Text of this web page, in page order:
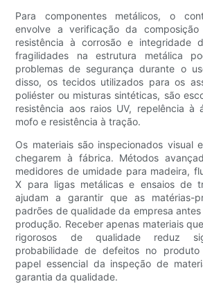
Para componentes metálicos, o
envolve a verificação da
resistência à corrosão e integridade
fragilidades na estrutura metálica
problemas de segurança durante o
disso, os tecidos utilizados para os
poliéster ou misturas sintéticas, são
resistência aos raios UV, repelência à
mofo e resistência à tração.
Os materiais são inspecionados visual
chegarem à fábrica. Métodos
medidores de umidade para madeira,
X para ligas metálicas e ensaios de
ajudam a garantir que as matérias-
padrões de qualidade da empresa
produção. Receber apenas materiais
rigorosos de qualidade reduz
probabilidade de defeitos no
papel essencial da inspeção de
garantia da qualidade.